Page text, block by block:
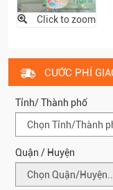
Click to zoom
CƯỚC PHÍ
Tỉnh/ Thành phố
Quận / Huyện